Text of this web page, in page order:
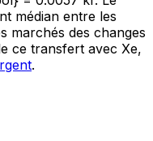
médian entre les
marchés des changes
ce transfert avec Xe,
.